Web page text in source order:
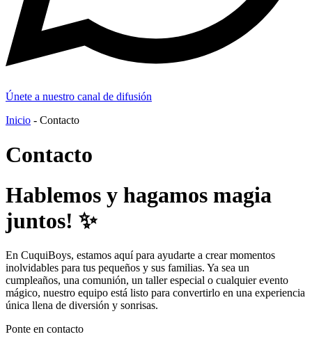
Únete a nuestro canal de difusión
Inicio - Contacto
Contacto
Hablemos y hagamos magia
juntos! ✨
En CuquiBoys, estamos aquí para ayudarte a crear momentos
inolvidables para tus pequeños y sus familias. Ya sea un
cumpleaños, una comunión, un taller especial o cualquier evento
mágico, nuestro equipo está listo para convertirlo en una experiencia
única llena de diversión y sonrisas.
Ponte en contacto